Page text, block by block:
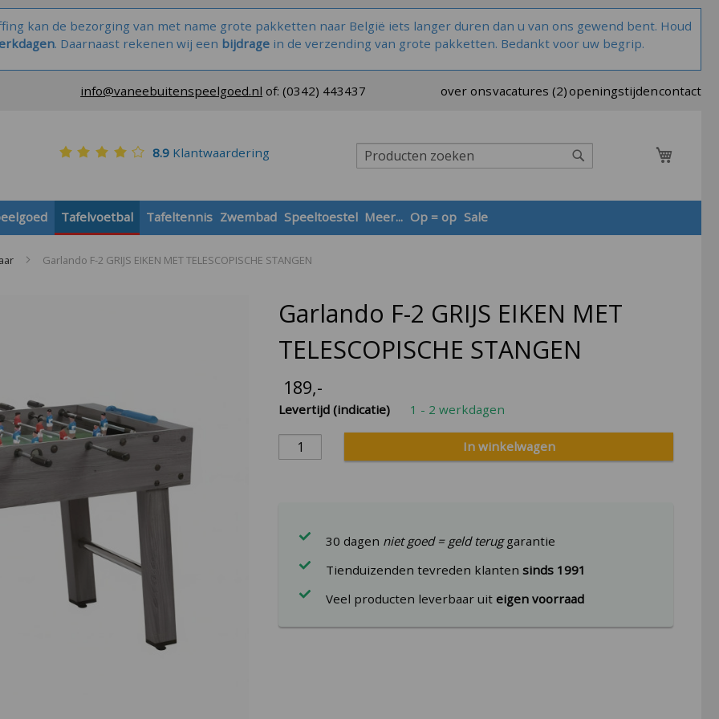
kan de bezorging van met name grote pakketten naar België iets langer duren dan u van ons gewend bent. Houd
. Daarnaast rekenen wij een bijdragein de verzending van grote pakketten. Bedankt voor uw begrip.
info@vaneebuitenspeelgoed.nl of:(0342) 443437 over onsvacatures (2)openingstijdencontact
8.9Klantwaardering
Zoek
Tafelvoetbal Tafeltennis Zwembad Speeltoestel Meer... Op = op Sale
Garlando F-2 GRIJS EIKEN MET TELESCOPISCHE STANGEN
Garlando F-2 GRIJS EIKEN MET
TELESCOPISCHE STANGEN
189,-
Levertijd (indicatie) 1 - 2 werkdagen
In winkelwagen
30 dagen niet goed = geld teruggarantie
Tienduizenden tevreden klantensinds 1991
Veel producten leverbaar uiteigen voorraad